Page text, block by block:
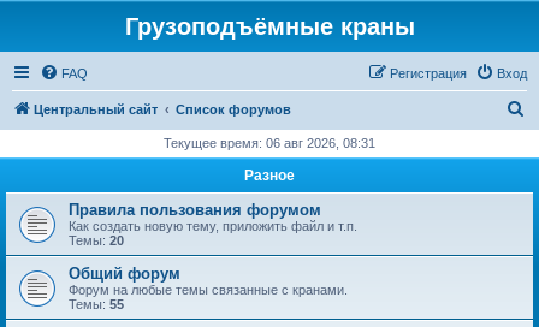
Грузоподъёмные краны
FAQ Вход
Регистрация
Центральный сайт Список форумов
с
Текущее время: 06 авг 2026, 08:31
Разное
Правила пользования форумом
Как создать новую тему, приложить файл и т.п.
Темы: 20
Общий форум
Форум на любые темы связанные с кранами.
Темы: 55